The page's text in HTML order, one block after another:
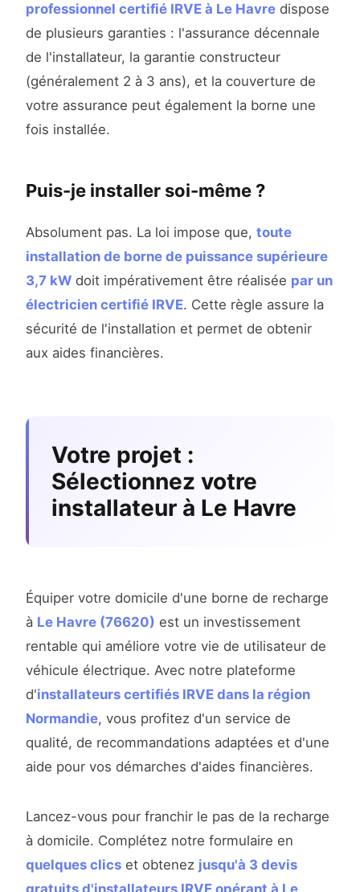
professionnel certifié IRVE à Le Havre dispose
de plusieurs garanties : l'assurance décennale
de l'installateur, la garantie constructeur
(généralement 2 à 3 ans), et la couverture de
votre assurance peut également la borne une
fois installée.
Puis-je installer soi-même ?
Absolument pas. La loi impose que, toute
installation de borne de puissance supérieure
3,7 kW doit impérativement être réalisée par un
électricien certifié IRVE. Cette règle assure la
sécurité de l'installation et permet de obtenir
aux aides financières.
Votre projet :
Sélectionnez votre
installateur à Le Havre
Équiper votre domicile d'une borne de recharge
à Le Havre (76620) est un investissement
rentable qui améliore votre vie de utilisateur de
véhicule électrique. Avec notre plateforme
d'installateurs certifiés IRVE dans la région
Normandie, vous profitez d'un service de
qualité, de recommandations adaptées et d'une
aide pour vos démarches d'aides financières.
Lancez-vous pour franchir le pas de la recharge
à domicile. Complétez notre formulaire en
quelques clics et obtenez jusqu'à 3 devis